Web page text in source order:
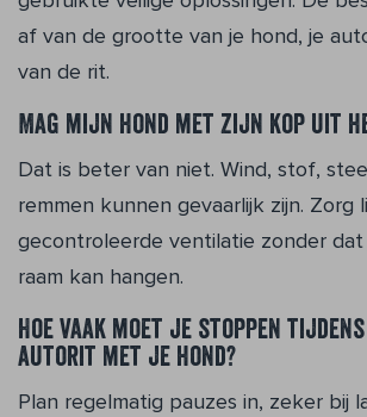
af van de grootte van je hond, je
van de rit.
Mag mijn hond met zijn kop uit
Dat is beter van niet. Wind, stof,
remmen kunnen gevaarlijk zijn. Zorg
gecontroleerde ventilatie zonder
raam kan hangen.
Hoe vaak moet je stoppen
autorit met je hond?
Plan regelmatig pauzes in, zeker bij